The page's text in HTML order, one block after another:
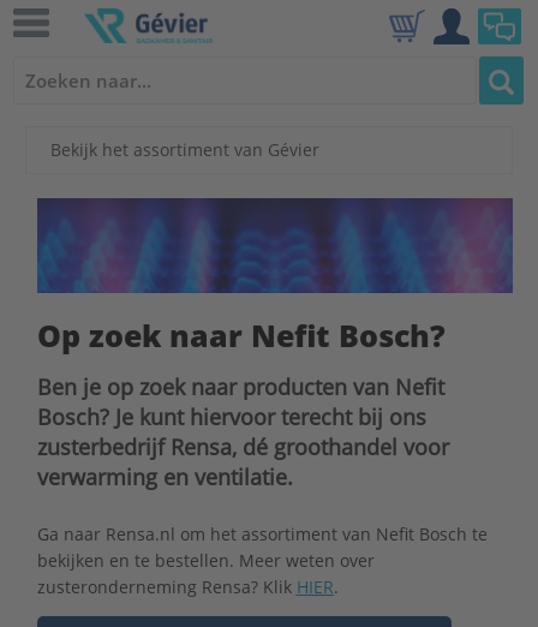
Bekijk het assortiment van Gévier
Op zoek naar Nefit Bosch?
Ben je op zoek naar producten van Nefit
Bosch? Je kunt hiervoor terecht bij ons
zusterbedrijf Rensa, dé groothandel voor
verwarming en ventilatie.
Ga naar Rensa.nl om het assortiment van Nefit Bosch te
bekijken en te bestellen. Meer weten over
zusteronderneming Rensa? Klik HIER.